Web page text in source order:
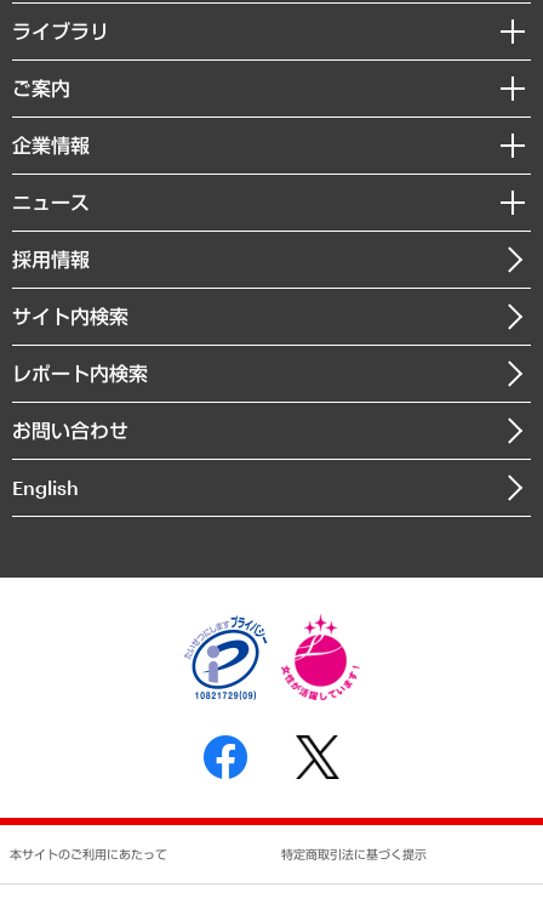
経営戦略
組織・人事戦略
デジタルイノベーション
共生・ダイバーシティ
GRC（ガバナンス・リスク・コンプライアンス）・防災（政策）
経済・産業・雇用・労働
まちづくり・観光・交通・スポーツ・スマートシティ
自然資源・農林水産業・食料システム
ライブラリ
経済調査
レポート
コラム
経営用語集
受託・受注実績（官公庁関連）
メディア掲載・出演
ご案内
セミナー・イベント情報
MUFGビジネスセミナー
受託案件情報
企業情報
私たちの想い
社長メッセージ
会社概要
沿革
組織図・本部部室紹介
インドネシア現地法人
個人情報保護方針
反社会的勢力に対する基本方針
書面による個人情報の開示等の請求の手続きについて
ニュース
ニュースリリース
お知らせ
採用情報
サイト内検索
レポート内検索
お問い合わせ
English
本サイトのご利用にあたって 特定商取引法に基づく提示